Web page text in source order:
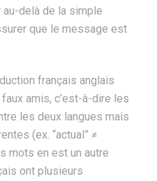
delà de la simple
que le message est
français anglais
amis, c’est-à-dire les
les deux langues mais
(ex. “actual” ≠
mots en est un autre
ont plusieurs